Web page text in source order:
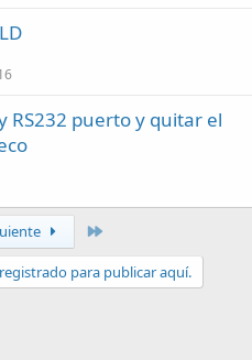
RS232 puerto y quitar el
para publicar aquí.